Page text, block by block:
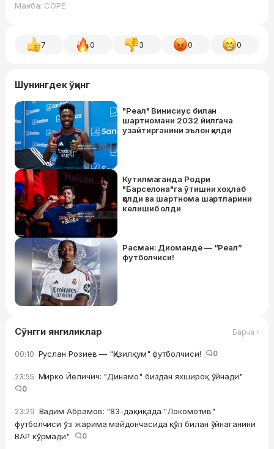
Манба: COPE
7 0 3 0 0
Шунингдек ўқинг
"Реал" Винисиус билан
шартномани 2032 йилгача
узайтирганини эълон қилди
Кутилмаганда Родри
"Барселона"га ўтишни хоҳлаб
қолди ва шартнома шартларини
келишиб олди
Расман: Диоманде — “Реал”
футболчиси!
Сўнгги янгиликлар Барча ›
00:10 Руслан Розиев — "Қизилқум" футболчиси! 0
23:55 Мирко Йеличич: "Динамо" биздан яхшироқ ўйнади"
0
23:29 Вадим Абрамов: "83-дақиқада "Локомотив"
футболчиси ўз жарима майдончасида қўл билан ўйнаганини
ВАР кўрмади"
0